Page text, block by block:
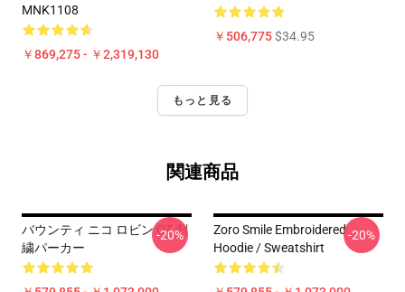
MNK1108
￥869,275 - ￥2,319,130
￥506,775$34.95
もっと見る
関連商品
バウンティ ニコ ロビン OT 刺
繍パーカー
-20%
Zoro Smile Embroidered
Hoodie / Sweatshirt
-20%